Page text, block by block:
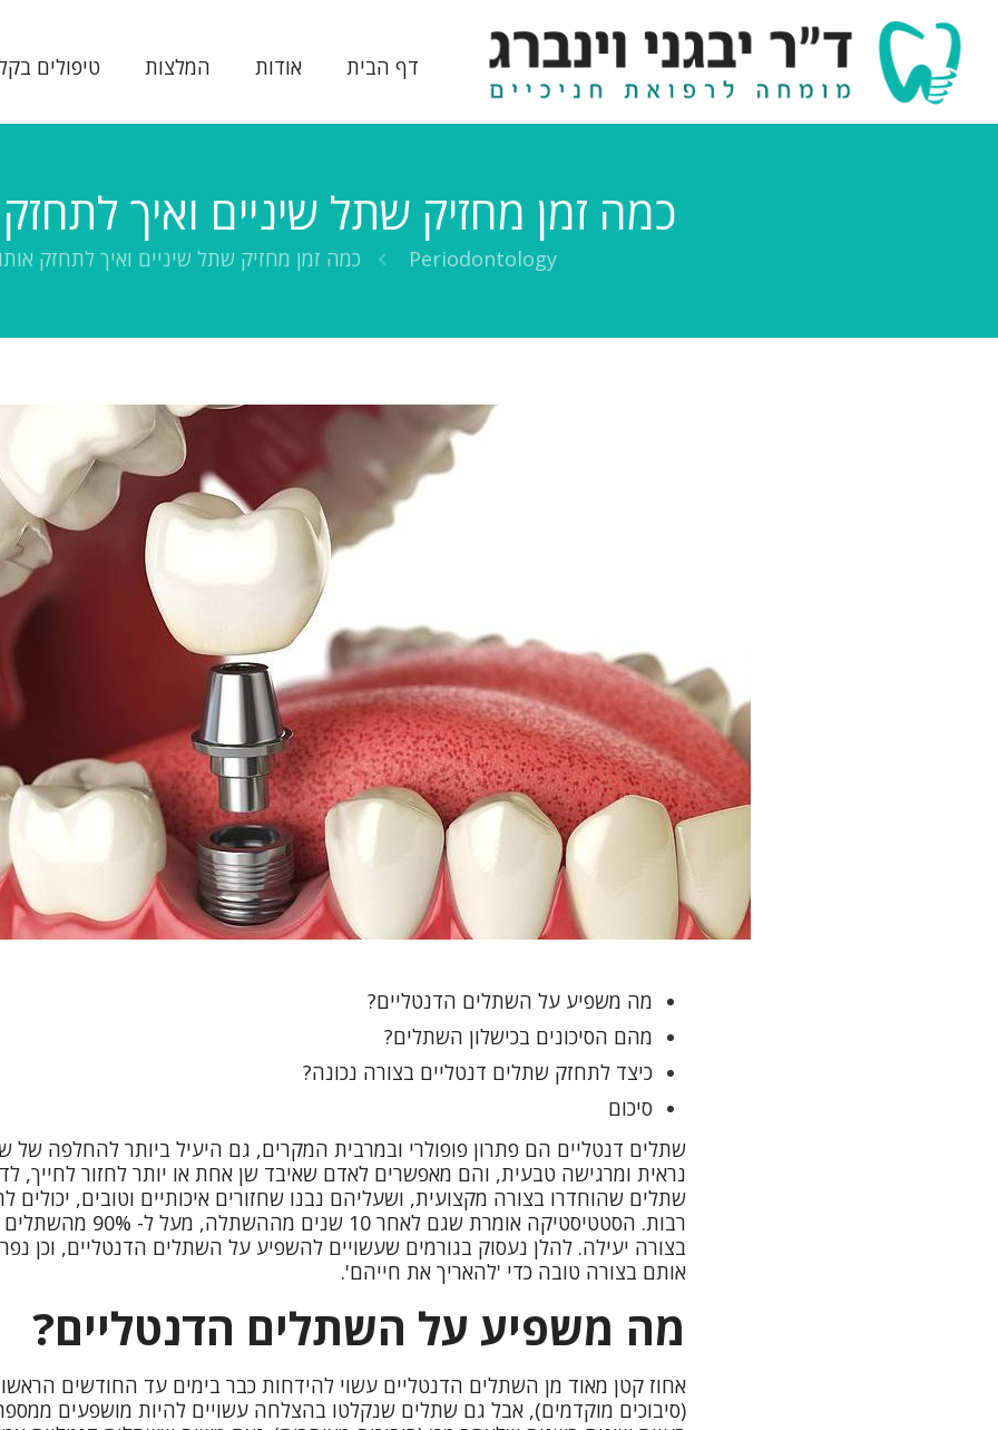
דף הבית אודות המלצות טיפולים
כמה זמן מחזיק שתל שיניים ואיך לתחזק
Periodontology כמה זמן מחזיק שתל שיניים ואיך לתחזק אותו
מה משפיע על השתלים הדנטליים?
מהם הסיכונים בכישלון השתלים?
כיצד לתחזק שתלים דנטליים בצורה נכונה?
סיכום
שתלים דנטליים הם פתרון פופולרי ובמרבית המקרים, גם היעיל ביותר להחלפה של
נראית ומרגישה טבעית, והם מאפשרים לאדם שאיבד שן אחת או יותר לחזור לחייך,
שתלים שהוחדרו בצורה מקצועית, ושעליהם נבנו שחזורים איכותיים וטובים, יכולים
רבות. הסטטיסטיקה אומרת שגם
בצורה יעילה. להלן נעסוק בגורמים שעשויים להשפיע על השתלים הדנטליים, וכן
אותם בצורה טובה כדי 'להאריך את חייהם'.
מה משפיע על השתלים הדנטליים?
אחוז קטן מאוד מן השתלים הדנטליים עשוי להידחות כבר בימים עד החודשים
(סיבוכים מוקדמים), אבל גם שתלים שנקלטו בהצלחה עשויים להיות מושפעים ממספר